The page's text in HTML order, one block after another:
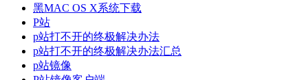
黑MAC OS X系统下载
P站
p站打不开的终极解决办法
p站打不开的终极解决办法汇总
p站镜像